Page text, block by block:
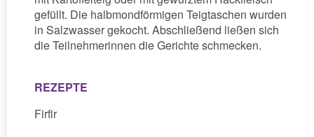
gefüllt. Die halbmondförmigen Teigtaschen wurden
in Salzwasser gekocht. Abschließend ließen sich
die Teilnehmerinnen die Gerichte schmecken.
REZEPTE
Firfir